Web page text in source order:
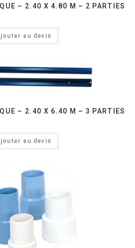
– 2.40 X 4.80 M – 2 PARTIES
au devis
– 2.40 X 6.40 M – 3 PARTIES
au devis